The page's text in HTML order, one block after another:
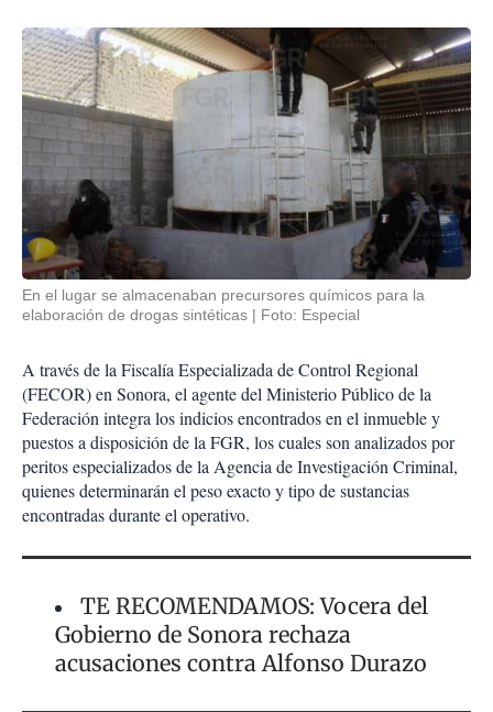
En el lugar se almacenaban precursores químicos para la
elaboración de drogas sintéticas
Foto: Especial
A través de la Fiscalía Especializada de Control Regional
(FECOR) en Sonora, el agente del Ministerio Público de la
Federación integra los indicios encontrados en el inmueble y
puestos a disposición de la FGR, los cuales son analizados por
peritos especializados de la Agencia de Investigación Criminal,
quienes determinarán el peso exacto y tipo de sustancias
encontradas durante el operativo.
TE RECOMENDAMOS: Vocera del
Gobierno de Sonora rechaza
acusaciones contra Alfonso Durazo